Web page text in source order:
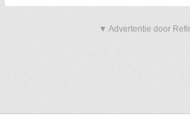
▼ Advertentie door